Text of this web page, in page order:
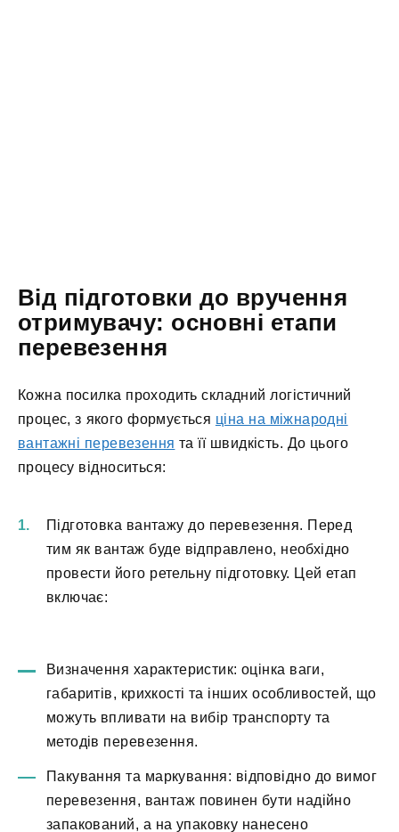
Від підготовки до вручення
отримувачу: основні етапи
перевезення
Кожна посилка проходить складний логістичний
процес, з якого формується ціна на міжнародні
вантажні перевезення та її швидкість. До цього
процесу відноситься:
Підготовка вантажу до перевезення. Перед
тим як вантаж буде відправлено, необхідно
провести його ретельну підготовку. Цей етап
включає:
Визначення характеристик: оцінка ваги,
габаритів, крихкості та інших особливостей, що
можуть впливати на вибір транспорту та
методів перевезення.
Пакування та маркування: відповідно до вимог
перевезення, вантаж повинен бути надійно
запакований, а на упаковку нанесено